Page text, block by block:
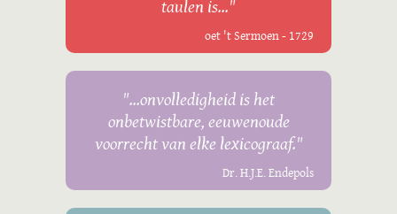
taulen is..."
oet 't Sermoen - 1729
"...onvolledigheid is het
onbetwistbare, eeuwenoude
voorrecht van elke lexicograaf."
Dr. H.J.E. Endepols